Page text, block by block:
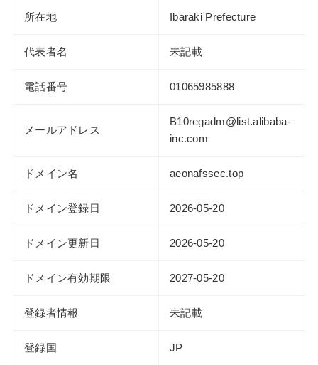
所在地 Ibaraki Prefecture
代表者名 未記載
電話番号 01065985888
メールアドレス
B10regadm@list.alibaba-
inc.com
ドメイン名 aeonafssec.top
ドメイン登録日 2026-05-20
ドメイン更新日 2026-05-20
ドメイン有効期限 2027-05-20
登録者情報 未記載
登録国 JP